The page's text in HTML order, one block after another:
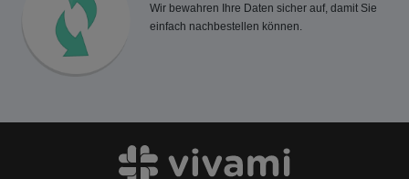
Wir bewahren Ihre Daten sicher auf, damit Sie
einfach nachbestellen können.